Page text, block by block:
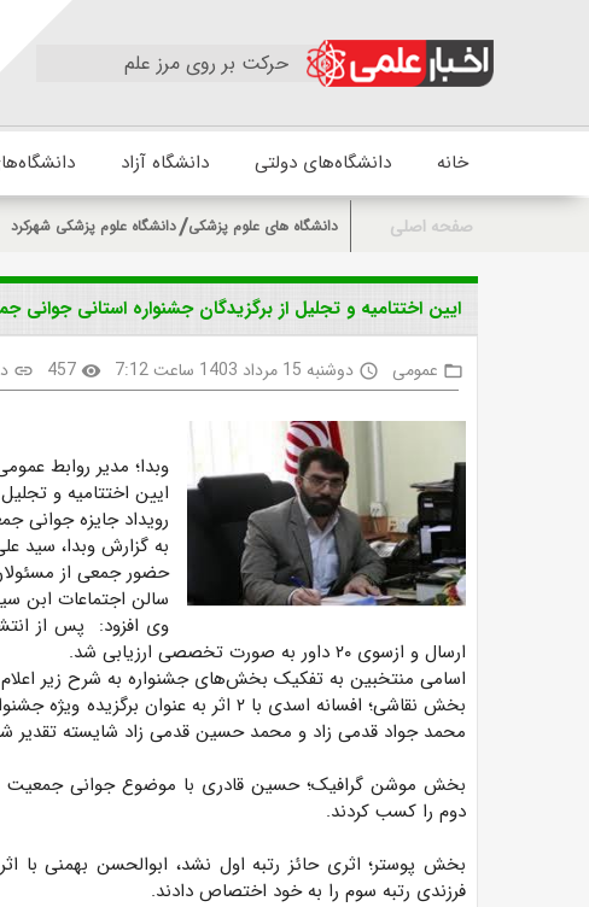
حرکت بر روی مرز علم
خانه دانشگاه‌های دولتی دانشگاه آزاد
صفحه اصلی دانشگاه های علوم پزشکی دانشگاه علوم پزشکی شهرکرد
ایین اختتامیه و تجلیل از برگزیدگان جشنواره استانی جوانی
folder_open عمومی access_time دوشنبه 15 مرداد 1403 ساعت 7:12 visibility
457
link
وبدا؛ مدیر روابط
ایین اختتامیه و
رویداد جایزه جوانی
به گزارش وبدا، سید
سالن اجتماعات ابن
ارسال و ازسوی ۲۰ داور به صورت تخصصی ارزیابی شد.
اسامی منتخبین به تفکیک بخش‌های جشنواره به شرح زیر
بخش نقاشی؛
افسانه اسدی با ۲ اثر به عنوان
محمد جواد قدمی زاد و محمد حسین قدمی زاد شایسته تقدیر
بخش موشن گرافیک؛ حسین قادری با موضوع جوانی جمعیت
دوم را کسب کردند.
بخش پوستر؛ اثری حائز رتبه اول نشد، ابوالحسن بهمنی با
فرزندی رتبه سوم را به خود اختصاص دادند.